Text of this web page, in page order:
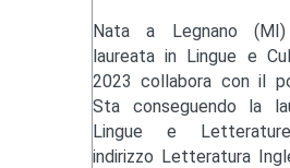
Nata a Legnano
laureata in Lingue e
2023 collabora con il
Sta conseguendo la
Lingue e
indirizzo Letteratura